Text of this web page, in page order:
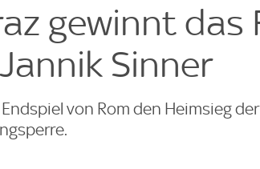
gewinnt das
Sinner
von Rom den Heimsieg